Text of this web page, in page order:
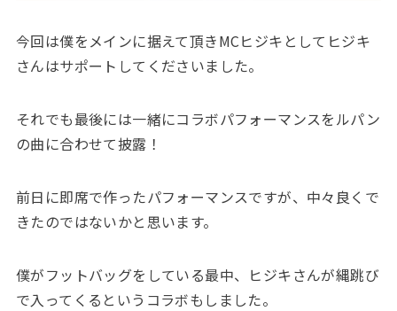
今回は僕をメインに据えて頂きMCヒジキとしてヒジキ
さんはサポートしてくださいました。
それでも最後には一緒にコラボパフォーマンスをルパン
の曲に合わせて披露！
前日に即席で作ったパフォーマンスですが、中々良くで
きたのではないかと思います。
僕がフットバッグをしている最中、ヒジキさんが縄跳び
で入ってくるというコラボもしました。